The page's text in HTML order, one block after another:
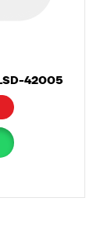
42005